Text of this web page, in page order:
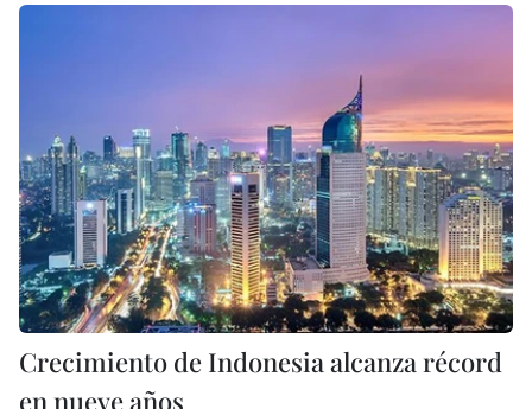
Crecimiento de Indonesia alcanza récord
en nueve años